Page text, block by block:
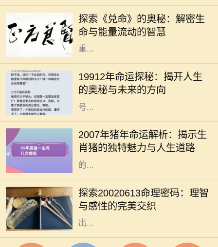
探索《兑命》的奥秘：解密生
命与能量流动的智慧
经典之作，不仅传承了千年智慧，更
为我们提供了洞察生活与生命的独特
视角。其中，《兑命》作为易经中的
重...
19912年命运探秘：揭开人生
的奥秘与未来的方向
在我们的生命旅程中，许多人常常会
好奇自己命运的轨迹以及未来的走
向，而“19912年”这一数字又代表着
什么呢？它可能是一个深奥的命理符
号...
2007年猪年命运解析：揭示生
肖猪的独特魅力与人生道路
生肖猪是中国传统文化中的一种重要
象征，与其相关的命运常常引发广泛
的讨论。2007年是猪年，而出生于这
一年的朋友们，常常被认为拥有独特
的...
探索20020613命理密码：理智
与感性的完美交织
命理学，无论在古代还是现代，都给
人们提供了一种解读自身性格与命运
的方式。在这其中，出生日期的解读
是一个重要的环节。2002年6月13日
出...